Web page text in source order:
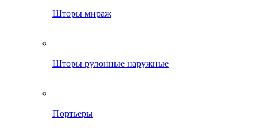
Шторы мираж
Шторы рулонные наружные
Портьеры